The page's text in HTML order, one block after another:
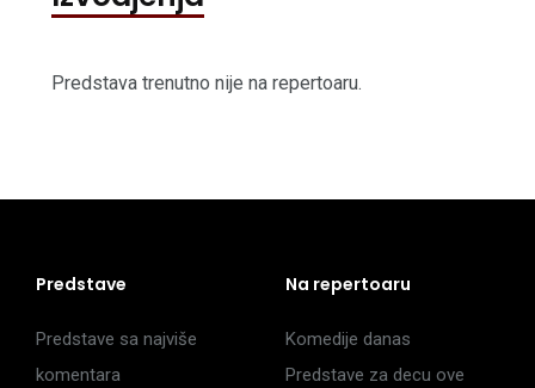
Predstava trenutno nije na repertoaru.
Predstave
Predstave sa najviše
komentara
Na repertoaru
Komedije danas
Predstave za decu ove